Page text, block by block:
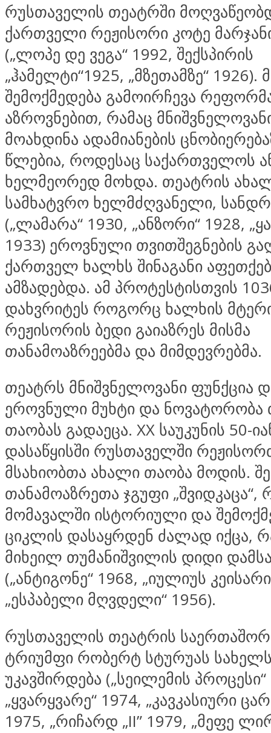
რუსთაველის თეატრში
ქართველი რეჟისორი კოტე
(„ლოპე დე ვეგა“ 1992, შექსპირის
„ჰამელტი“1925, „მზეთამზე“ 1926).
შემოქმედება გამოირჩევა
აზროვნებით, რამაც
მოახდინა ადამიანების
წლებია, როდესაც საქართველოს
ხელმეორედ მოხდა. თეატრის
სამხატვრო ხელმძღვანელი,
(„ლამარა“ 1930, „ანზორი“ 1928,
1933) ეროვნული თვითშეგნების
ქართველ ხალხს შინაგანი
ამზადებდა. ამ პროტესტისთვის
დახვრიტეს როგორც ხალხის
რეჟისორის ბედი გაიაზრეს მისმა
თანამოაზრეებმა და მიმდევრებმა.
თეატრს მნიშვნელოვანი ფუნქცია
ეროვნული მუხტი და ნოვატორობა
თაობას გადაეცა. XX საუკუნის 50-
დასაწყისში რუსთაველში
მსახიობთა ახალი თაობა მოდის.
თანამოაზრეთა ჯგუფი
მომავალში ისტორიული და
ციკლის დასაყრდენ ძალად იქცა,
მიხეილ თუმანიშვილის დიდი
(„ანტიგონე“ 1968, „იულიუს
„ესპაბელი მღვდელი“ 1956).
რუსთაველის თეატრის
ტრიუმფი რობერტ სტურუას
უკავშირდება („სეილემის
„ყვარყვარე“ 1974, „კავკასიური
1975, „რიჩარდ „II” 1979, „მეფე